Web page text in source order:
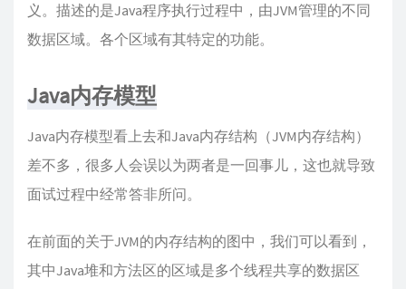
义。描述的是Java程序执行过程中，由JVM管理的不同
数据区域。各个区域有其特定的功能。
Java内存模型
Java内存模型看上去和Java内存结构（JVM内存结构）
差不多，很多人会误以为两者是一回事儿，这也就导致
面试过程中经常答非所问。
在前面的关于JVM的内存结构的图中，我们可以看到，
其中Java堆和方法区的区域是多个线程共享的数据区